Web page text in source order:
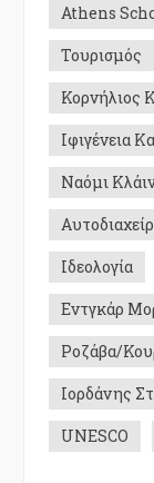
Athens
Τουρισμός
Κορνήλιος
Ιφιγένεια
Ναόμι
Ιδεολογία
Εντγκάρ
Ροζάβα/
Ιορδάνης
UNESCO